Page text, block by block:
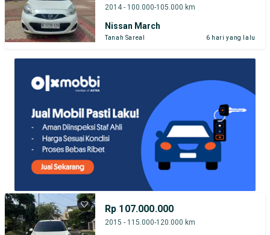
2014 - 100.000-105.000 km
Nissan March
Tanah Sareal 6 hari yang lalu
Rp 107.000.000
2015 - 115.000-120.000 km